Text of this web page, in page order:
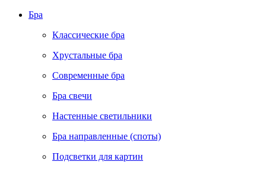
Бра
Классические бра
Хрустальные бра
Современные бра
Бра свечи
Настенные светильники
Бра направленные (споты)
Подсветки для картин